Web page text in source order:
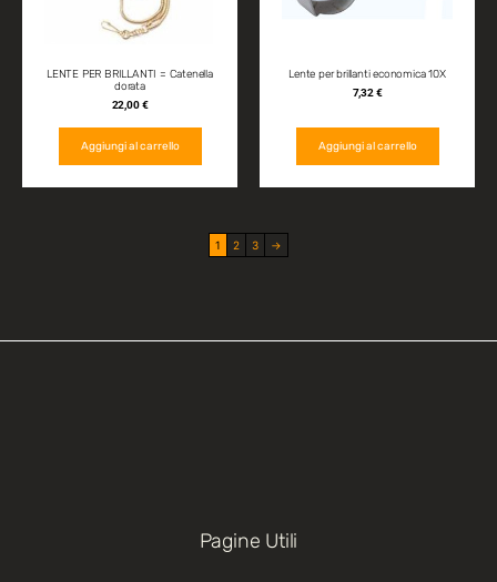
LENTE PER BRILLANTI = Catenella
dorata
22,00€
Aggiungi al carrello
Lente per brillanti economica 10X
7,32 €
Aggiungi al carrello
1 2 3 →
Pagine Utili